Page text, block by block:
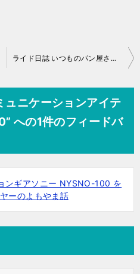
ライド日誌 いつものパン屋さんへ
ュニケーションアイテ
への1件のフィードバ
ンギアソニー NYSNO-100 を
ーのよもやま話